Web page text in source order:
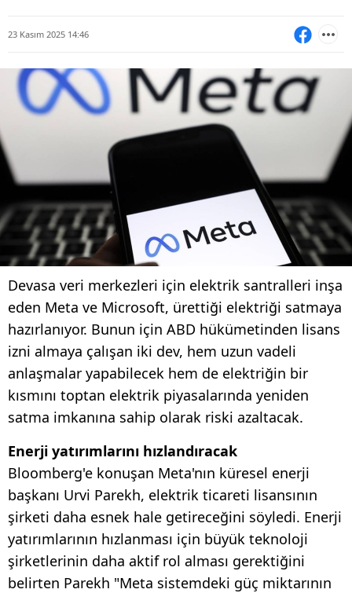
23 Kasım 2025 14:46
Devasa veri merkezleri için elektrik santralleri inşa
eden Meta ve Microsoft, ürettiği elektriği satmaya
hazırlanıyor. Bunun için ABD hükümetinden lisans
izni almaya çalışan iki dev, hem uzun vadeli
anlaşmalar yapabilecek hem de elektriğin bir
kısmını toptan elektrik piyasalarında yeniden
satma imkanına sahip olarak riski azaltacak.
Enerji yatırımlarını hızlandıracak
Bloomberg'e konuşan Meta'nın küresel enerji
başkanı Urvi Parekh, elektrik ticareti lisansının
şirketi daha esnek hale getireceğini söyledi. Enerji
yatırımlarının hızlanması için büyük teknoloji
şirketlerinin daha aktif rol alması gerektiğini
belirten Parekh "Meta sistemdeki güç miktarının